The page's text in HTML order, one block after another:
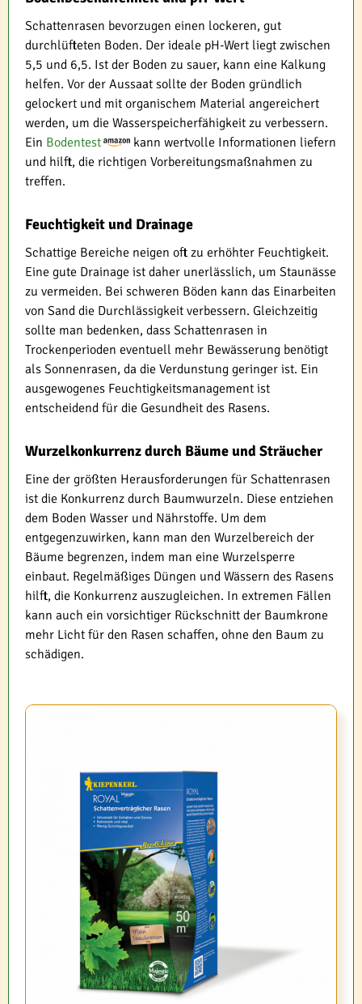
Schattenrasen bevorzugen einen lockeren, gut
durchlüfteten Boden. Der ideale pH-Wert liegt zwischen
5,5 und 6,5. Ist der Boden zu sauer, kann eine Kalkung
helfen. Vor der Aussaat sollte der Boden gründlich
gelockert und mit organischem Material angereichert
werden, um die Wasserspeicherfähigkeit zu verbessern.
Ein Bodentest
kann wertvolle Informationen liefern
und hilft, die richtigen Vorbereitungsmaßnahmen zu
treffen.
Feuchtigkeit und Drainage
Schattige Bereiche neigen oft zu erhöhter Feuchtigkeit.
Eine gute Drainage ist daher unerlässlich, um Staunässe
zu vermeiden. Bei schweren Böden kann das Einarbeiten
von Sand die Durchlässigkeit verbessern. Gleichzeitig
sollte man bedenken, dass Schattenrasen in
Trockenperioden eventuell mehr Bewässerung benötigt
als Sonnenrasen, da die Verdunstung geringer ist. Ein
ausgewogenes Feuchtigkeitsmanagement ist
entscheidend für die Gesundheit des Rasens.
Wurzelkonkurrenz durch Bäume und Sträucher
Eine der größten Herausforderungen für Schattenrasen
ist die Konkurrenz durch Baumwurzeln. Diese entziehen
dem Boden Wasser und Nährstoffe. Um dem
entgegenzuwirken, kann man den Wurzelbereich der
Bäume begrenzen, indem man eine Wurzelsperre
einbaut. Regelmäßiges Düngen und Wässern des Rasens
hilft, die Konkurrenz auszugleichen. In extremen Fällen
kann auch ein vorsichtiger Rückschnitt der Baumkrone
mehr Licht für den Rasen schaffen, ohne den Baum zu
schädigen.